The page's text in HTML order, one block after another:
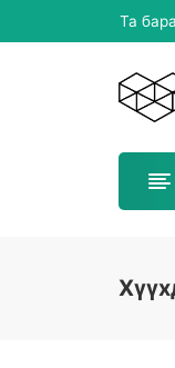
Та
Ахуйн